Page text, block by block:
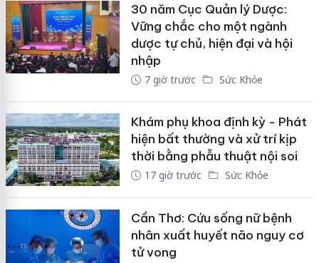
30 năm Cục Quản lý Dược:
Vững chắc cho một ngành
dược tự chủ, hiện đại và hội
nhập
7 giờ trước Sức Khỏe
Khám phụ khoa định kỳ - Phát
hiện bất thường và xử trí kịp
thời bằng phẫu thuật nội soi
17 giờ trước Sức Khỏe
Cần Thơ: Cứu sống nữ bệnh
nhân xuất huyết não nguy cơ
tử vong